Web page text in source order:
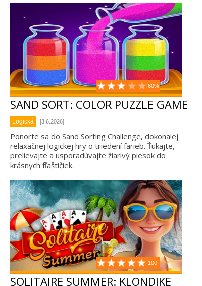
60%
SAND SORT: COLOR PUZZLE GAME
Logická [3.6.2026]
Ponorte sa do Sand Sorting Challenge, dokonalej
relaxačnej logickej hry o triedení farieb. Ťukajte,
prelievajte a usporadúvajte žiarivý piesok do
krásnych fľaštičiek.
100
SOLITAIRE SUMMER: KLONDIKE